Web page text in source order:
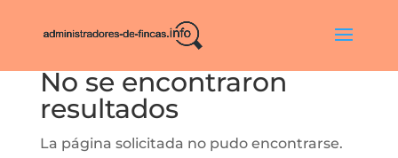
No se encontraron
resultados
La página solicitada no pudo encontrarse.